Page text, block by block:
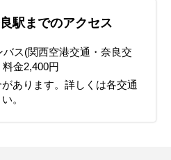
駅までのアクセス
ス(関西空港交通・奈良交
金2,400円
あります。詳しくは各交通
。